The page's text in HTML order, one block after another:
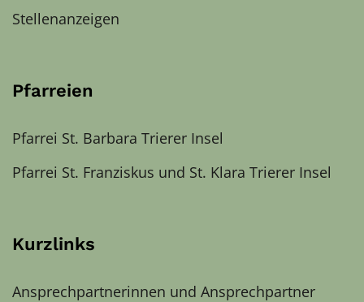
Stellenanzeigen
Pfarreien
Pfarrei St. Barbara Trierer Insel
Pfarrei St. Franziskus und St. Klara Trierer Insel
Kurzlinks
Ansprechpartnerinnen und Ansprechpartner